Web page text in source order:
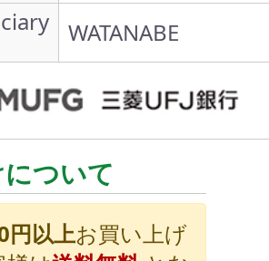
WATANABE
ついて
円以上お買い上げ